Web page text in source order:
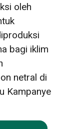
oleh
bagi iklim
netral di
Kampanye